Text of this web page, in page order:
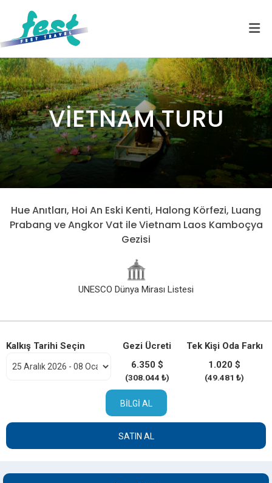
VİETNAM TURU
Hue Anıtları, Hoi An Eski Kenti, Halong Körfezi, Luang
Prabang ve Angkor Vat ile Vietnam Laos Kamboçya
Gezisi
UNESCO Dünya Mirası Listesi
Kalkış Tarihi Seçin
Gezi Ücreti
6.350 $
(308.044 ₺)
Tek Kişi Oda Farkı
1.020 $
(49.481 ₺)
BILGI AL
SATIN AL